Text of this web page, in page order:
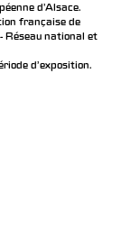
d’Alsace.
française de
Réseau national et
d'exposition.